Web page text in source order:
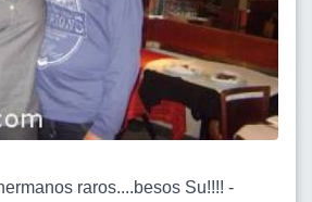
raros....besos Su!!!! -